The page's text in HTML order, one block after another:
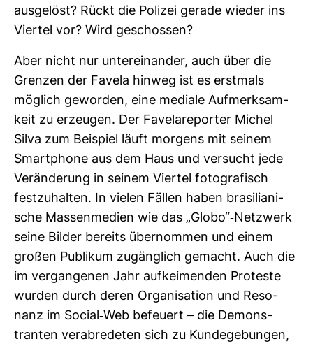
aus­ge­löst? Rückt die Polizei gerade wieder ins
Viertel vor? Wird geschossen?
Aber nicht nur unter­ein­ander, auch über die
Grenzen der Favela hinweg ist es erst­mals
mög­lich geworden, eine mediale Auf­merk­sam­
keit zu erzeugen. Der Fave­la­re­porter Michel
Silva zum Bei­spiel läuft mor­gens mit seinem
Smart­phone aus dem Haus und ver­sucht jede
Ver­än­de­rung in seinem Viertel foto­gra­fisch
fest­zu­halten. In vielen Fällen haben bra­si­lia­ni­
sche Mas­sen­me­dien wie das „Globo“-​Netz­werk
seine Bilder bereits über­nommen und einem
großen Publikum zugäng­lich gemacht. Auch die
im ver­gan­genen Jahr auf­kei­menden Pro­teste
wurden durch deren Orga­ni­sa­tion und Reso­
nanz im Social-​Web befeuert – die Demons­
tranten ver­ab­re­deten sich zu Kun­de­ge­bungen,